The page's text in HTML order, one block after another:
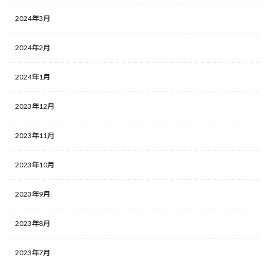
2024年3月
2024年2月
2024年1月
2023年12月
2023年11月
2023年10月
2023年9月
2023年8月
2023年7月